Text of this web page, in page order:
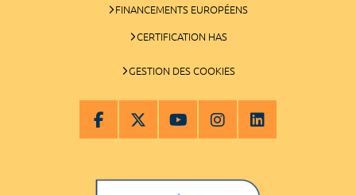
FINANCEMENTS EUROPÉENS
CERTIFICATION HAS
GESTION DES COOKIES